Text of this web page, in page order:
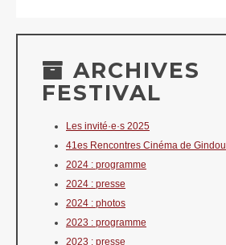
ARCHIVES
FESTIVAL
Les invité·e·s 2025
41es Rencontres Cinéma de Gindou
2024 : programme
2024 : presse
2024 : photos
2023 : programme
2023 : presse